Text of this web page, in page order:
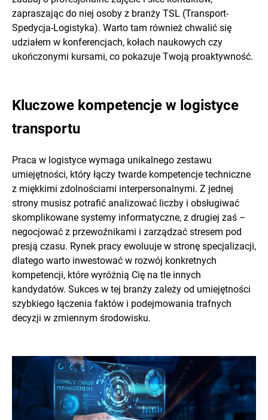
zapraszając do niej osoby z branży TSL (Transport-
Spedycja-Logistyka). Warto tam również chwalić się
udziałem w konferencjach, kołach naukowych czy
ukończonymi kursami, co pokazuje Twoją proaktywność.
Kluczowe kompetencje w logistyce
transportu
Praca w logistyce wymaga unikalnego zestawu
umiejętności, który łączy twarde kompetencje techniczne
z miękkimi zdolnościami interpersonalnymi. Z jednej
strony musisz potrafić analizować liczby i obsługiwać
skomplikowane systemy informatyczne, z drugiej zaś –
negocjować z przewoźnikami i zarządzać stresem pod
presją czasu. Rynek pracy ewoluuje w stronę specjalizacji,
dlatego warto inwestować w rozwój konkretnych
kompetencji, które wyróżnią Cię na tle innych
kandydatów. Sukces w tej branży zależy od umiejętności
szybkiego łączenia faktów i podejmowania trafnych
decyzji w zmiennym środowisku.